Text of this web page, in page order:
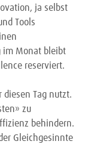
ja selbst
Tools
im Monat bleibt
reserviert.
Tag nutzt.
zu
behindern.
Gleichgesinnte